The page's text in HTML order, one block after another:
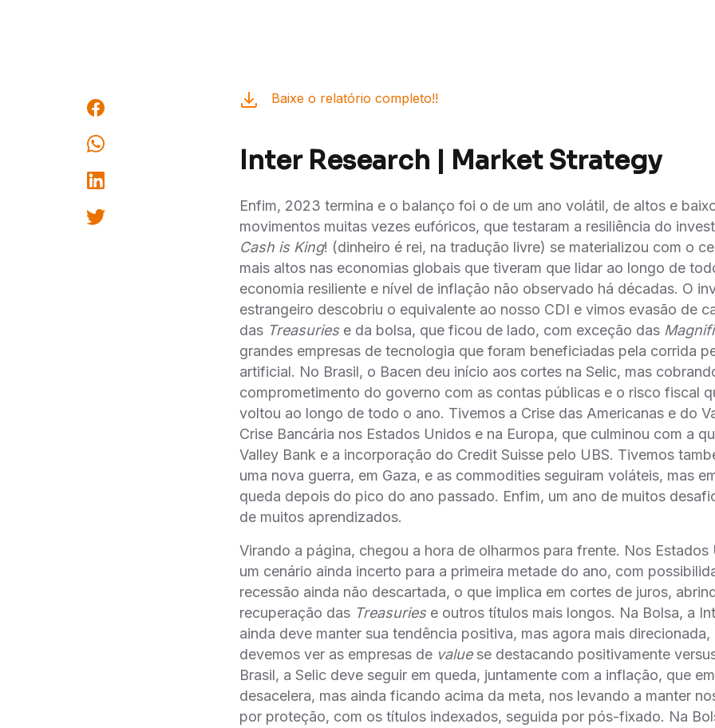
Baixe o relatório completo!!
Inter Research | Market Strategy
Enfim, 2023 termina e o balanço foi o de um ano volátil, de altos e
movimentos muitas vezes eufóricos, que testaram a resiliência do
Cash is King! (dinheiro é rei, na tradução livre) se materializou com o
mais altos nas economias globais que tiveram que lidar ao longo de
economia resiliente e nível de inflação não observado há décadas. O
estrangeiro descobriu o equivalente ao nosso CDI e vimos evasão de
das Treasuries e da bolsa, que ficou de lado, com exceção das
grandes empresas de tecnologia que foram beneficiadas pela corrida
artificial. No Brasil, o Bacen deu início aos cortes na Selic, mas
comprometimento do governo com as contas públicas e o risco fiscal
voltou ao longo de todo o ano. Tivemos a Crise das Americanas e do
Crise Bancária nos Estados Unidos e na Europa, que culminou com a
Valley Bank e a incorporação do Credit Suisse pelo UBS. Tivemos
uma nova guerra, em Gaza, e as commodities seguiram voláteis, mas
queda depois do pico do ano passado. Enfim, um ano de muitos
de muitos aprendizados.
Virando a página, chegou a hora de olharmos para frente. Nos Estados
um cenário ainda incerto para a primeira metade do ano, com
recessão ainda não descartada, o que implica em cortes de juros,
recuperação das Treasuries e outros títulos mais longos. Na Bolsa, a
ainda deve manter sua tendência positiva, mas agora mais direcionada,
devemos ver as empresas de value se destacando positivamente
Brasil, a Selic deve seguir em queda, juntamente com a inflação, que
desacelera, mas ainda ficando acima da meta, nos levando a manter
por proteção, com os títulos indexados, seguida por pós-fixado. Na